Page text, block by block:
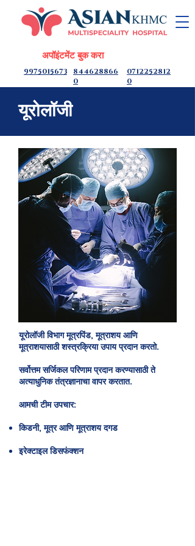
अपॉइंटमेंट बुक करा
9975015673
844628866
0
0712252812
0
यूरोलॉजी
यूरोलॉजी विभाग मूत्रपिंड, मूत्राशय आणि
मूत्राशयासाठी शस्त्रक्रिया उपाय प्रदान करतो.
सर्वोत्तम सर्जिकल परिणाम प्रदान करण्यासाठी ते
अत्याधुनिक तंत्रज्ञानाचा वापर करतात.
आमची टीम उपचार:
किडनी, मूत्र आणि मूत्राशय दगड
इरेक्टाइल डिसफंक्शन